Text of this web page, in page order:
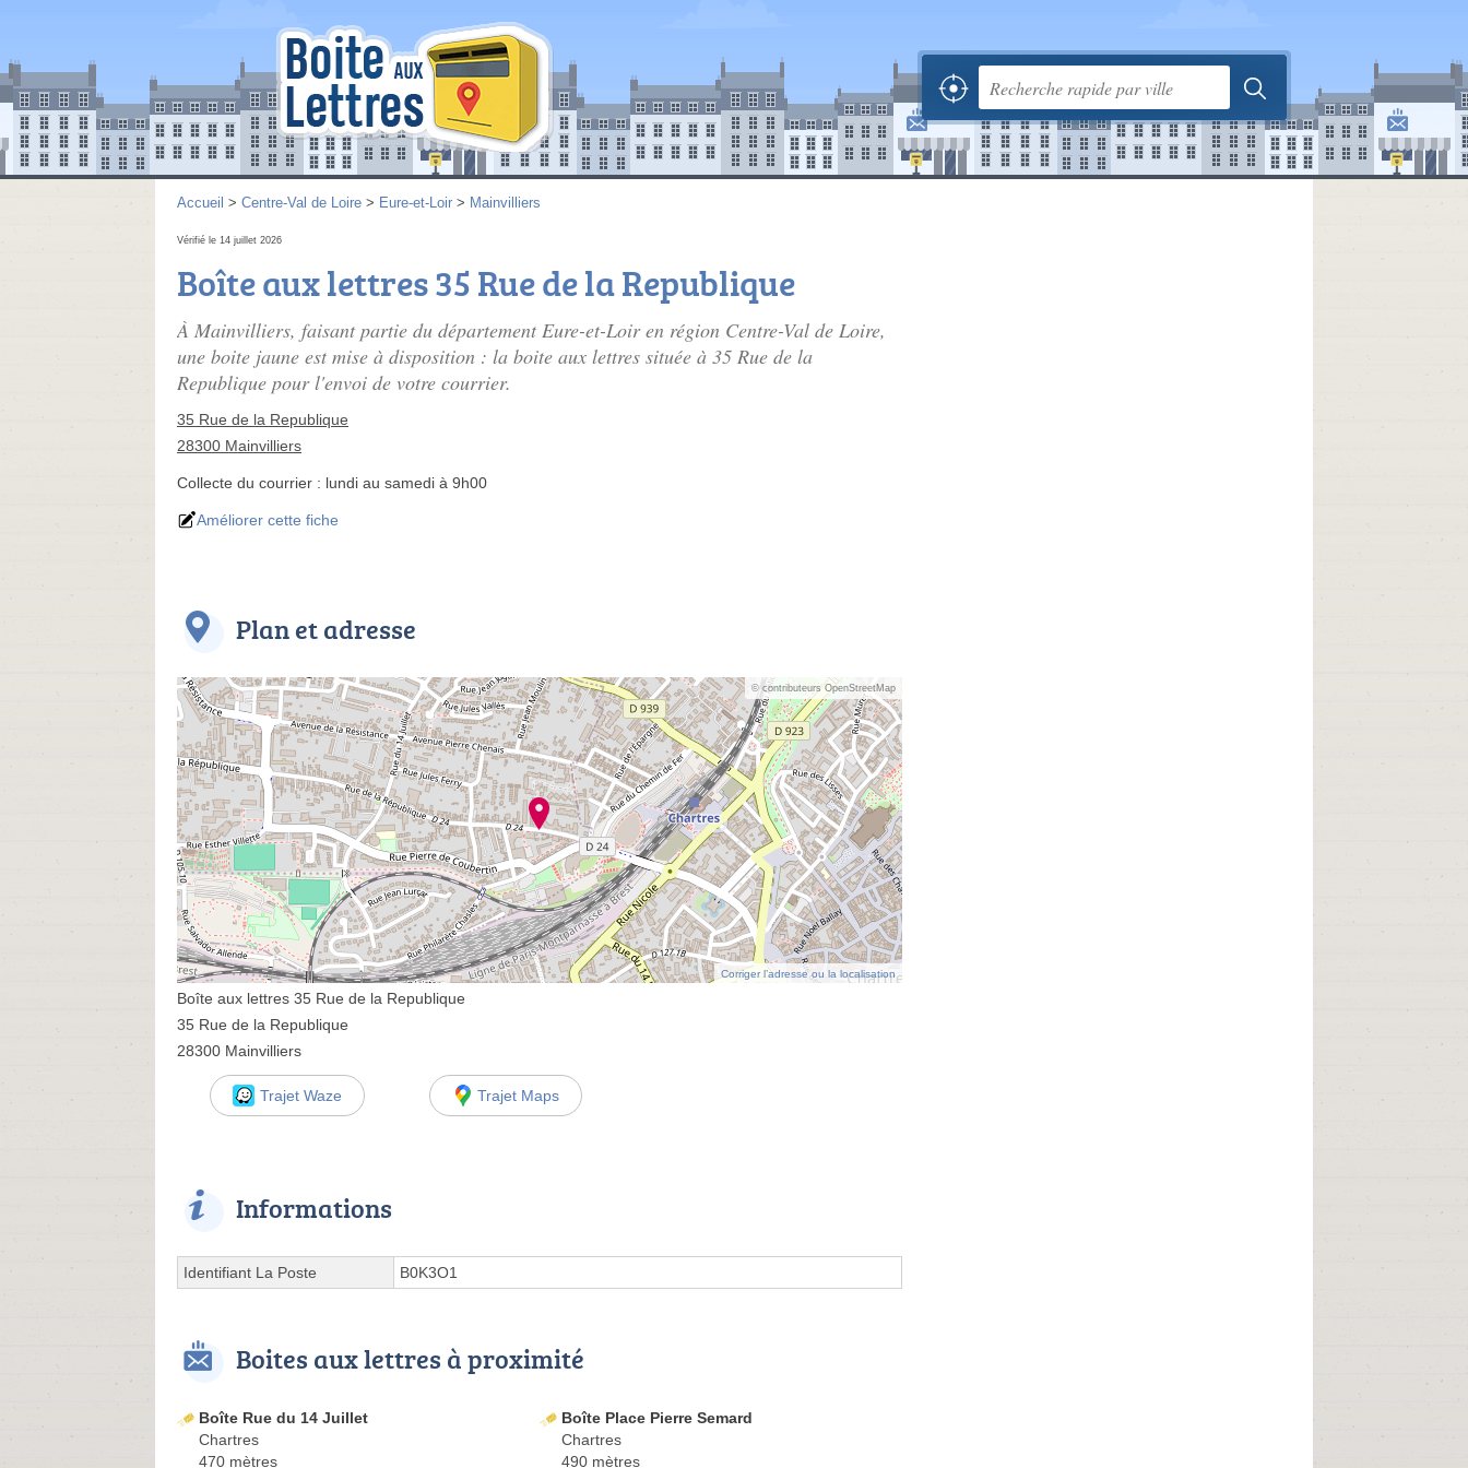
Accueil > Centre-Val de Loire > Eure-et-Loir > Mainvilliers
Vérifié le 14 juillet 2026
Boîte aux lettres 35 Rue de la Republique
À Mainvilliers, faisant partie du département Eure-et-Loir en région Centre-Val de Loire,
une boite jaune est mise à disposition : la boite aux lettres située à 35 Rue de la
Republique pour l'envoi de votre courrier.
35 Rue de la Republique
28300 Mainvilliers
Collecte du courrier : lundi au samedi à 9h00
Améliorer cette fiche
Plan et adresse
© contributeurs OpenStreetMap
Corriger l’adresse ou la localisation
Boîte aux lettres 35 Rue de la Republique
35 Rue de la Republique
28300 Mainvilliers
Trajet Waze Trajet Maps
Informations
Identifiant La Poste B0K3O1
Boites aux lettres à proximité
Boîte Rue du 14 Juillet
Chartres
470 mètres
Boîte Place Pierre Semard
Chartres
490 mètres